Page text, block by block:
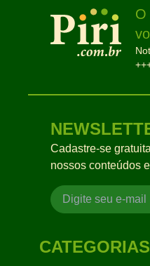
O
Cadastre-se
nossos conteúdos
CATEGORIAS